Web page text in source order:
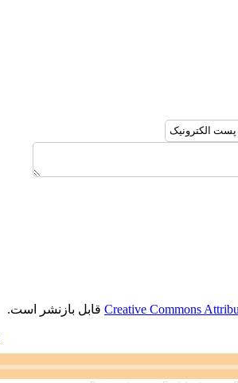
Creative Commons قابل بازنشر است.